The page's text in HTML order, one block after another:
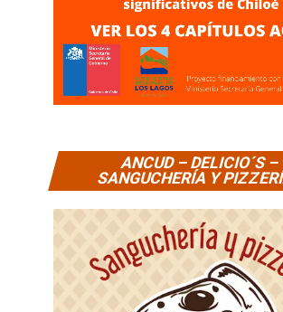
ANCUD – DELICIO´S –
SANGUCHERÍA Y